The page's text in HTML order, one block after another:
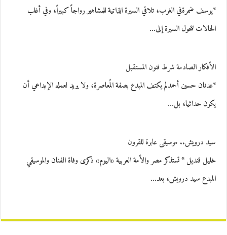
*يوسف ضمرةفي الغرب، تلاقي السيرة الذاتية للمشاهير رواجاً كبيراً، وفي أغلب
الحالات تتحول السيرة إلى…
الأفكار الصادمة شرط فنون المستقبل
*عدنان حسين أحمدلم يكتف المبدع بصفة المُعاصرة، ولا يريد لعمله الإبداعي أن
يكون حداثيا، بل…
سيد درويش.. موسيقى عابرة للقرون
خليل قنديل * تستذكر مصر والأمة العربية «اليوم» ذكرى وفاة الفنان والموسيقي
المبدع سيد درويش، بعد…